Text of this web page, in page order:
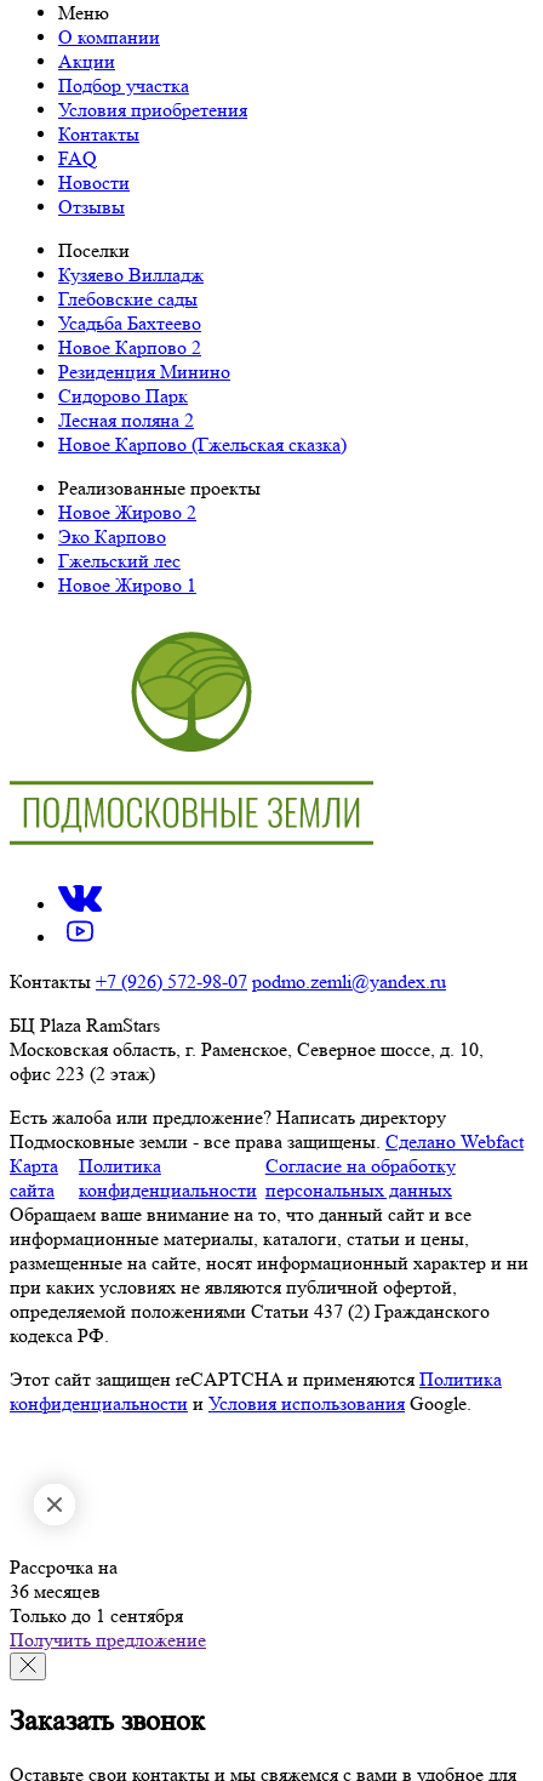
Меню
О компании
Акции
Подбор участка
Условия приобретения
Контакты
FAQ
Новости
Отзывы
Поселки
Кузяево Вилладж
Глебовские сады
Усадьба Бахтеево
Новое Карпово 2
Резиденция Минино
Сидорово Парк
Лесная поляна 2
Новое Карпово (Гжельская сказка)
Реализованные проекты
Новое Жирово 2
Эко Карпово
Гжельский лес
Новое Жирово 1
Контакты +7 (926) 572-98-07 podmo.zemli@yandex.ru
БЦ Plaza RamStars
Московская область, г. Раменское, Северное шоссе, д. 10,
офис 223 (2 этаж)
Есть жалоба или предложение? Написать директору
Подмосковные земли - все права защищены. Сделано Webfact
Карта
сайта
Политика
конфиденциальности
Согласие на обработку
персональных данных
Обращаем ваше внимание на то, что данный сайт и все
информационные материалы, каталоги, статьи и цены,
размещенные на сайте, носят информационный характер и ни
при каких условиях не являются публичной офертой,
определяемой положениями Статьи 437 (2) Гражданского
кодекса РФ.
Этот сайт защищен reCAPTCHA и применяются Политика
конфиденциальности и Условия использования Google.
Рассрочка на
36 месяцев
Только до 1 сентября
Получить предложение
Заказать звонок
Оставьте свои контакты и мы свяжемся с вами в удобное для